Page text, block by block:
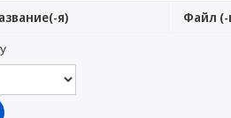
я) Файл